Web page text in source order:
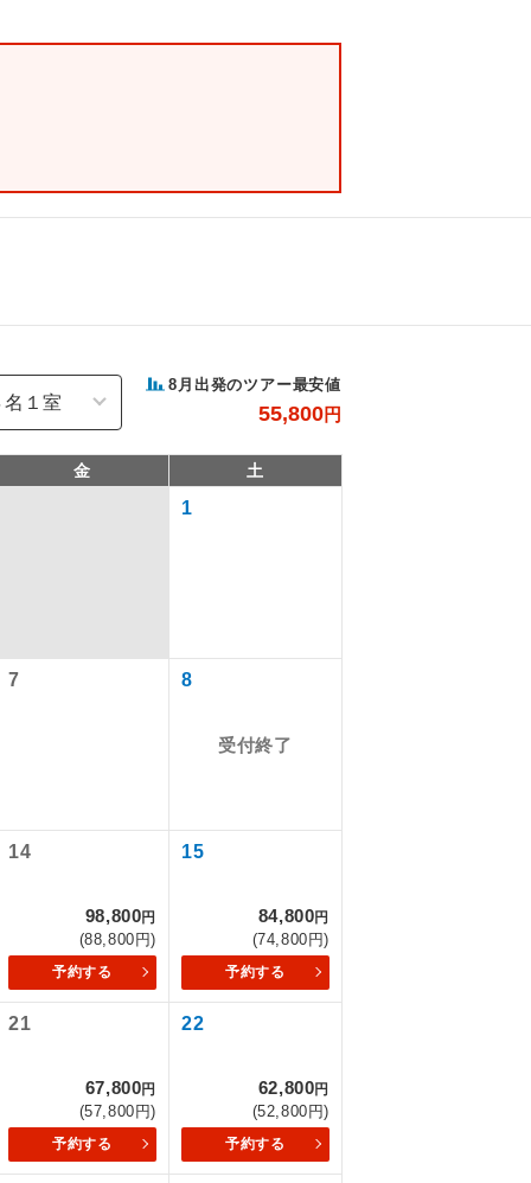
8 月出発のツアー最安値
55,800円
金 土
1
7 8
受付終了
14
98,800円
(88,800円)
予約する
15
84,800円
(74,800円)
予約する
21
67,800円
(57,800円)
予約する
22
62,800円
(52,800円)
予約する
で添乗員が
訪ねるコー